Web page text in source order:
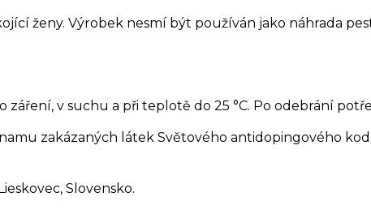
ženy. Výrobek nesmí být používán jako náhrada
v suchu a při teplotě do 25 °C. Po odebrání
zakázaných látek Světového antidopingového
Slovensko.